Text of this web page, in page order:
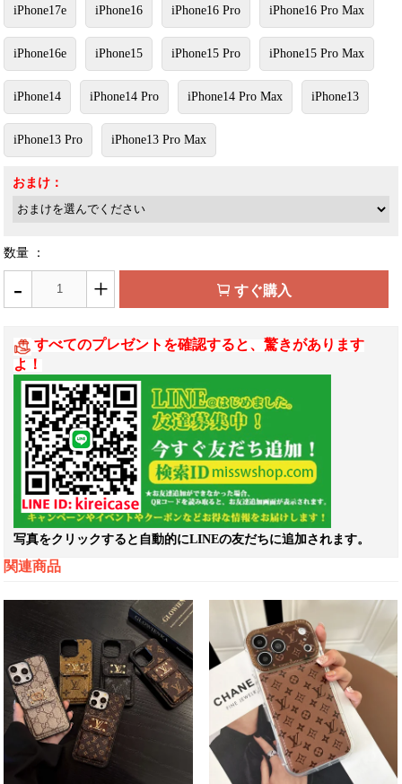
iPhone17e iPhone16 iPhone16 Pro iPhone16 Pro Max
iPhone16e iPhone15 iPhone15 Pro iPhone15 Pro Max
iPhone14 iPhone14 Pro iPhone14 Pro Max iPhone13
iPhone13 Pro iPhone13 Pro Max
おまけ：
数量 ：
- + すぐ購入
すべてのプレゼントを確認すると、驚きがあります
よ！
写真をクリックすると自動的にLINEの友だちに追加されます。
関連商品